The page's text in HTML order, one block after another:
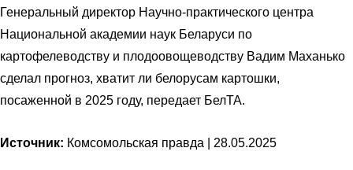
Генеральный директор Научно-практического центра
Национальной академии наук Беларуси по
картофелеводству и плодоовощеводству Вадим Маханько
сделал прогноз, хватит ли белорусам картошки,
посаженной в 2025 году, передает БелТА.
Источник: Комсомольская правда | 28.05.2025